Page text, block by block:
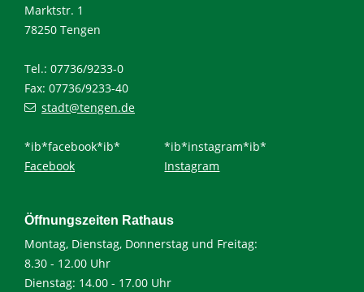
Marktstr. 1
78250 Tengen
Tel.: 07736/9233-0
Fax: 07736/9233-40
stadt@tengen.de
*ib*facebook*ib*
Facebook
*ib*instagram*ib*
Instagram
Öffnungszeiten Rathaus
Montag, Dienstag, Donnerstag und Freitag:
8.30 - 12.00 Uhr
Dienstag: 14.00 - 17.00 Uhr